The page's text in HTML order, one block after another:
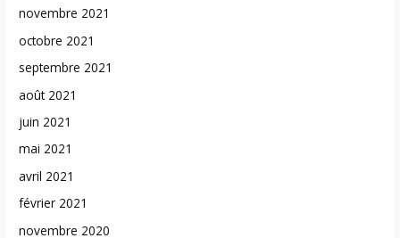
novembre 2021
octobre 2021
septembre 2021
août 2021
juin 2021
mai 2021
avril 2021
février 2021
novembre 2020